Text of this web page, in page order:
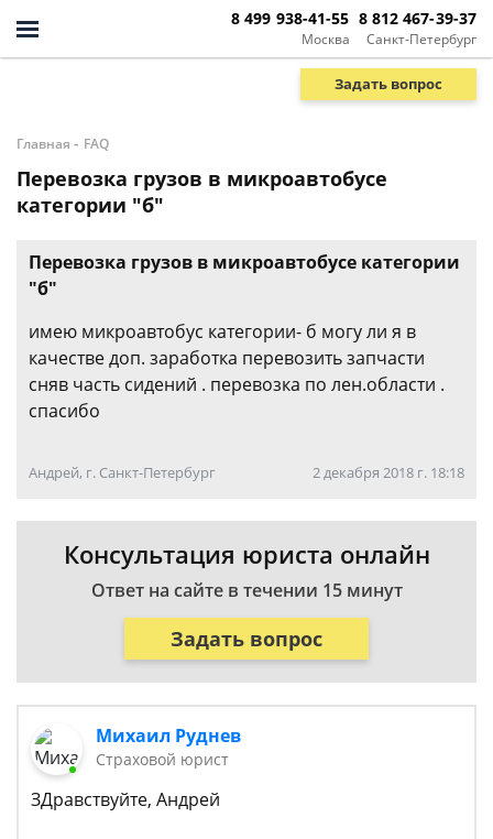
Москва
8 499 938-41-55
Санкт-Петербург
8 812 467-39-37
Задать вопрос
Главная - FAQ
Перевозка грузов в микроавтобусе
категории "б"
Перевозка грузов в микроавтобусе категории
"б"
имею микроавтобус категории- б могу ли я в
качестве доп. заработка перевозить запчасти
сняв часть сидений . перевозка по лен.области .
спасибо
Андрей, г. Санкт-Петербург 2 декабря 2018 г. 18:18
Консультация юриста онлайн
Ответ на сайте в течении 15 минут
Задать вопрос
Михаил Руднев
Страховой юрист
ЗДравствуйте, Андрей